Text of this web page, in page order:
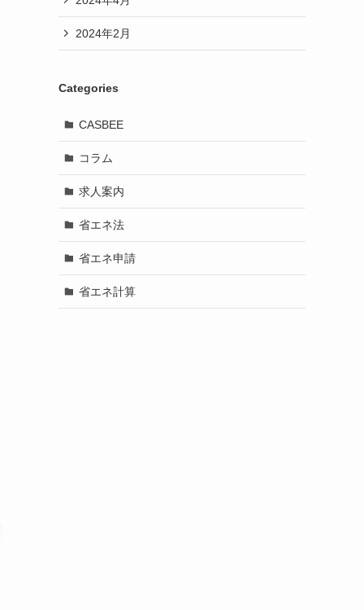
2024年2月
Categories
CASBEE
コラム
求人案内
省エネ法
省エネ申請
省エネ計算